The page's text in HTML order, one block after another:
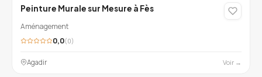
Peinture Murale sur Mesure à Fès
Aménagement
0,0(0)
Agadir Voir →